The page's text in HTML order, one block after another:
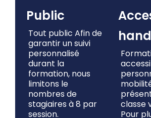
Public
Tout public Afin de
garantir un suivi
personnalisé
durant la
formation, nous
limitons le
nombres de
stagiaires à 8 par
session.
classe
Pour